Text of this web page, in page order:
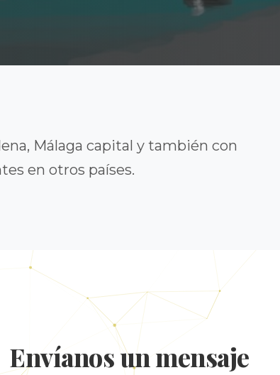
Málaga capital y también con
en otros países.
Envíanos un mensaje